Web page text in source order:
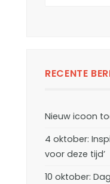
RECENTE
Nieuw icoon
4 oktober:
voor deze tijd’
10 oktober: